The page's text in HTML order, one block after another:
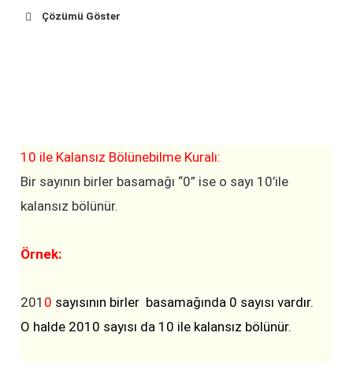
Çözümü Göster
2
4
olur (3 ile bölünür.)
10 ile Kalansız Bölünebilme Kuralı:
Bir sayının birler basamağı “0” ise o sayı 10’ile
kalansız bölünür.
Örnek:
201 0 sayısının birler basamağında 0 sayısı vardır.
O halde 2010 sayısı da 10 ile kalansız bölünür.